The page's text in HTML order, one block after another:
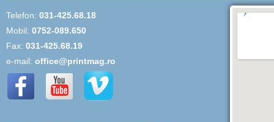
Telefon: 031-425.68.18
Mobil: 0752-089.650
Fax: 031-425.68.19
e-mail: office@printmag.ro